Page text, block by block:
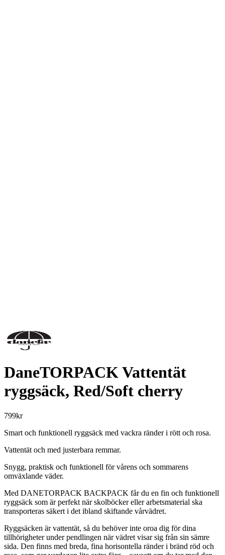
DaneTORPACK Vattentät
ryggsäck, Red/Soft cherry
799kr
Smart och funktionell ryggsäck med vackra ränder i rött och rosa.
Vattentät och med justerbara remmar.
Snygg, praktisk och funktionell för vårens och sommarens
omväxlande väder.
Med DANETORPACK BACKPACK får du en fin och funktionell
ryggsäck som är perfekt när skolböcker eller arbetsmaterial ska
transporteras säkert i det ibland skiftande vårvädret.
Ryggsäcken är vattentät, så du behöver inte oroa dig för dina
tillhörigheter under pendlingen när vädret visar sig från sin sämre
sida. Den finns med breda, fina horisontella ränder i bränd röd och